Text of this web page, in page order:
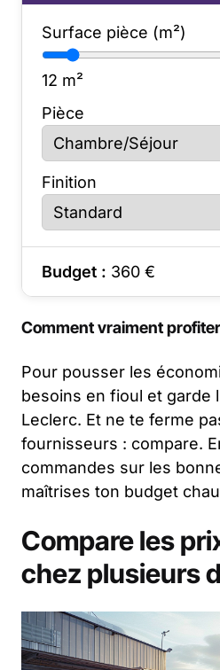
Surface pièce (m²)
12 m²
Pièce
Finition
Budget : 360 €
Comment vraiment
Pour pousser les
besoins en fioul et garde
Leclerc. Et ne te ferme
fournisseurs : compare.
commandes sur les
maîtrises ton budget
Compare les
chez plusieurs